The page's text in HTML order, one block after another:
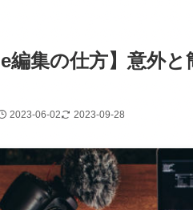
編集の仕方】意外
2023-06-02 2023-09-28